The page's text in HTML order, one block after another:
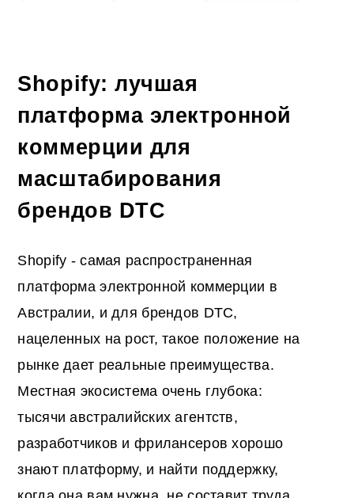
Shopify: лучшая
платформа электронной
коммерции для
масштабирования
брендов DTC
Shopify - самая распространенная
платформа электронной коммерции в
Австралии, и для брендов DTC,
нацеленных на рост, такое положение на
рынке дает реальные преимущества.
Местная экосистема очень глубока:
тысячи австралийских агентств,
разработчиков и фрилансеров хорошо
знают платформу, и найти поддержку,